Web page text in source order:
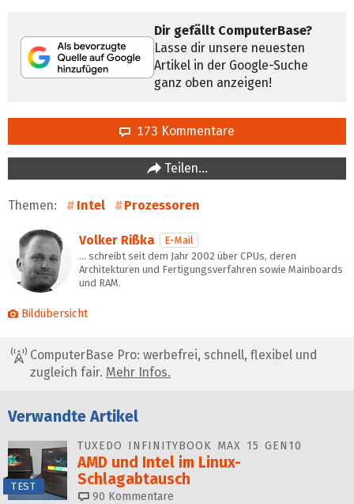
Dir gefällt ComputerBase?
Lasse dir unsere neuesten
Artikel in der Google-Suche
ganz oben anzeigen!
173 Kommentare
Teilen…
Themen: Intel Prozessoren
Volker Rißka
E-Mail
… schreibt seit dem Jahr 2002 über CPUs, deren
Architekturen und Fertigungsverfahren sowie Mainboards
und RAM.
Bildübersicht
ComputerBase Pro: werbefrei, schnell, flexibel und
zugleich fair. Mehr Infos.
Verwandte Artikel
TEST
TUXEDO INFINITYBOOK MAX 15 GEN10
AMD und Intel im Linux-
Schlagabtausch
90 Kommentare